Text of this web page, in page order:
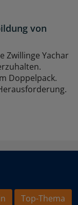
von
Zwillinge Yachar
Doppelpack.
Top-Thema